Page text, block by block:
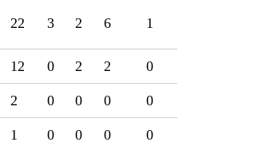
22 3 2 6 1
12 0 2 2 0
2 0 0 0 0
1 0 0 0 0